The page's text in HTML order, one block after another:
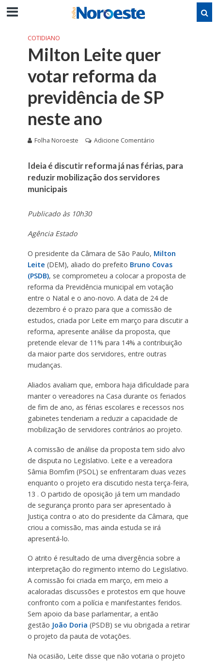
COTIDIANO
Milton Leite quer
votar reforma da
previdência de SP
neste ano
Folha Noroeste Adicione Comentário
Ideia é discutir reforma já nas férias, para
reduzir mobilização dos servidores
municipais
Publicado às 10h30
Agência Estado
O presidente da Câmara de São Paulo, Milton
Leite (DEM), aliado do prefeito Bruno Covas
(PSDB), se comprometeu a colocar a proposta de
reforma da Previdência municipal em votação
entre o Natal e o ano-novo. A data de 24 de
dezembro é o prazo para que a comissão de
estudos, criada por Leite em março para discutir a
reforma, apresente análise da proposta, que
pretende elevar de 11% para 14% a contribuição
da maior parte dos servidores, entre outras
mudanças.
Aliados avaliam que, embora haja dificuldade para
manter o vereadores na Casa durante os feriados
de fim de ano, as férias escolares e recessos nos
gabinetes tenderiam a reduzir a capacidade de
mobilização de servidores contrários ao projeto.
A comissão de análise da proposta tem sido alvo
de disputa no Legislativo. Leite e a vereadora
Sâmia Bomfim (PSOL) se enfrentaram duas vezes
enquanto o projeto era discutido nesta terça-feira,
13 . O partido de oposição já tem um mandado
de segurança pronto para ser apresentado à
Justiça contra o ato do presidente da Câmara, que
criou a comissão, mas ainda estuda se irá
apresentá-lo.
O atrito é resultado de uma divergência sobre a
interpretação do regimento interno do Legislativo.
A comissão foi criada em março, em meio a
acaloradas discussões e protestos em que houve
confronto com a polícia e manifestantes feridos.
Sem apoio da base parlamentar, a então
gestão João Doria (PSDB) se viu obrigada a retirar
o projeto da pauta de votações.
Na ocasião, Leite disse que não votaria o projeto